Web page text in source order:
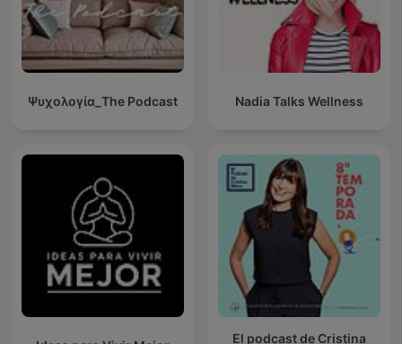
Ψυχολογία_The Podcast Nadia Talks Wellness
El podcast de Cristina